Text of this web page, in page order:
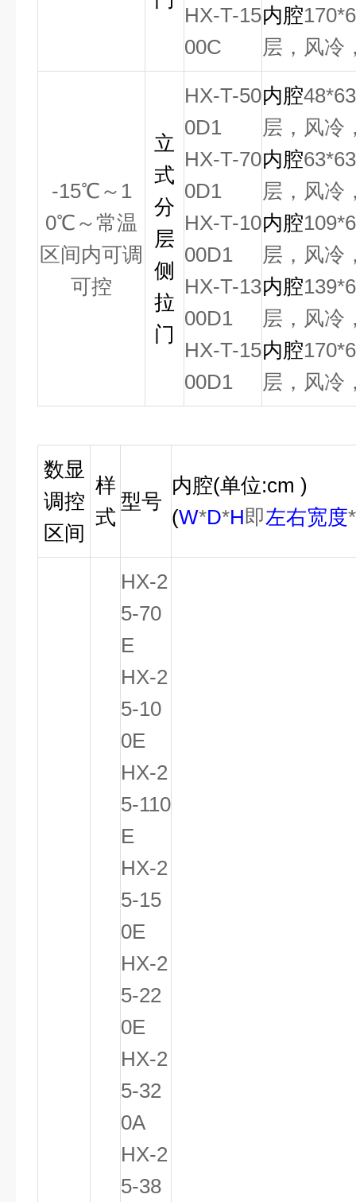
HX-T-15
00C
内腔
层，风冷
-15℃ ～ 1
0℃ ～常温
区间内可调
可控
立
式
分
层
侧
拉
门
HX-T-50
0D1
HX-T-70
0D1
HX-T-10
00D1
HX-T-13
00D1
HX-T-15
00D1
内腔
层，风冷
内腔
层，风冷
内腔
层，风冷
内腔
层，风冷
内腔
层，风冷
数显
调控
区间
样
式
型号
内腔(单位:cm )
(W*D*H即左右宽度*
HX-2
5-70
E
HX-2
5-10
0E
HX-2
5-110
E
HX-2
5-15
0E
HX-2
5-22
0E
HX-2
5-32
0A
HX-2
5-38